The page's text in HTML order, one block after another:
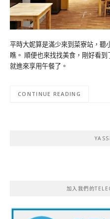
平時大妮算是滿少來到菜寮站，聽
瞧。 順便也來找找美食，剛好看
就進來享用午餐了。
CONTINUE READING
加入我們的